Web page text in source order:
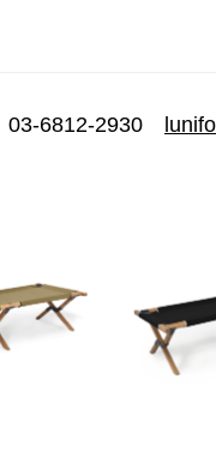
03-6812-2930